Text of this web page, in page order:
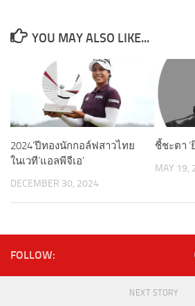
YOU MAY ALSO LIKE...
2024’ปีทองนักกอล์ฟสาวไทย
ในเวที’แอลพีจีเอ’
DECEMBER 30, 2024
ชี้ชะตา
MAY 19,
FOLLOW:
NEXT STORY